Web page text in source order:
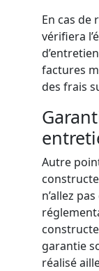
En cas de
vérifiera
factures
des frais
Autre
n’allez
garantie
réalisé